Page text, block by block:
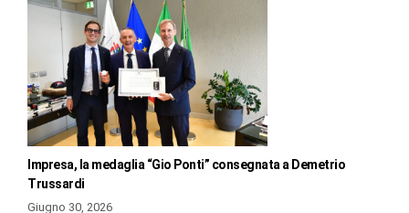
Impresa, la medaglia “Gio Ponti” consegnata a Demetrio
Trussardi
Giugno 30, 2026